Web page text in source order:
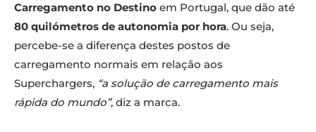
Carregamento no Destino em Portugal, que dão até
80 quilómetros de autonomia por hora. Ou seja,
percebe-se a diferença destes postos de
carregamento normais em relação aos
Superchargers, “a solução de carregamento mais
rápida do mundo”, diz a marca.